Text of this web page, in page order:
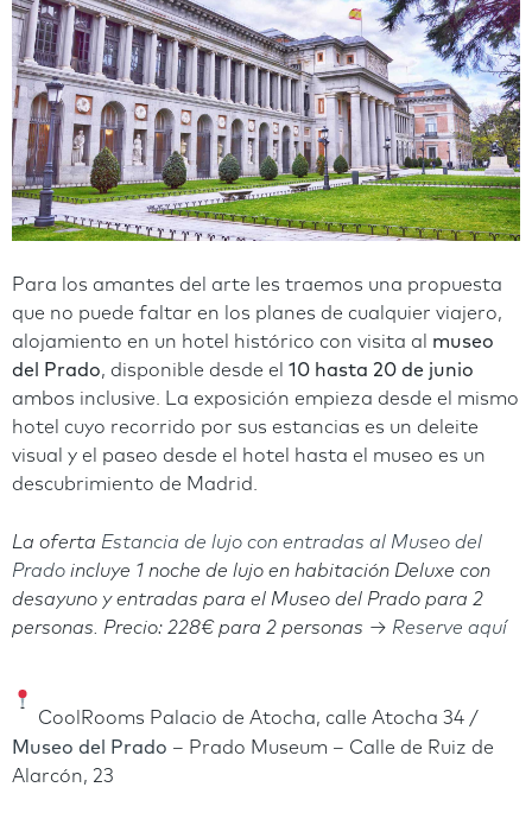
Para los amantes del arte les traemos una propuesta
que no puede faltar en los planes de cualquier viajero,
alojamiento en un hotel histórico con visita al museo
del Prado, disponible desde el 10 hasta 20 de junio
ambos inclusive. La exposición empieza desde el mismo
hotel cuyo recorrido por sus estancias es un deleite
visual y el paseo desde el hotel hasta el museo es un
descubrimiento de Madrid.
La oferta Estancia de lujo con entradas al Museo del
Prado incluye 1 noche de lujo en habitación Deluxe con
desayuno y entradas para el Museo del Prado para 2
personas. Precio: 228€ para 2 personas → Reserve aquí
CoolRooms Palacio de Atocha, calle Atocha 34 /
Museo del Prado – Prado Museum – Calle de Ruiz de
Alarcón, 23